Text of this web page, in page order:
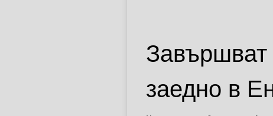
заедно в